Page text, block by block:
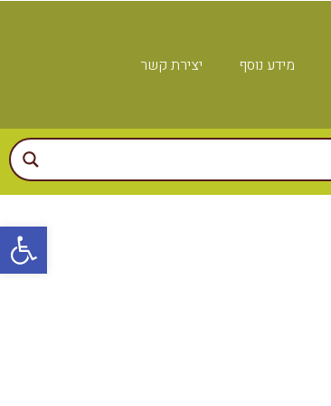
מידע נוסף יצירת קשר